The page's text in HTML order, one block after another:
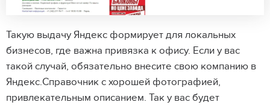
Такую выдачу Яндекс формирует для локальных
бизнесов, где важна привязка к офису. Если у вас
такой случай, обязательно внесите свою компанию в
Яндекс.Справочник с хорошей фотографией,
привлекательным описанием. Так у вас будет